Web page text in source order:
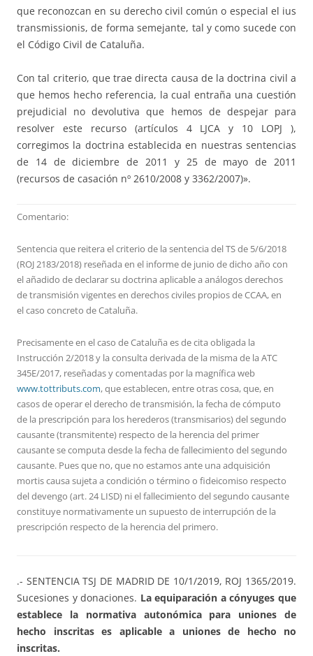
que reconozcan en su derecho civil común o especial el ius
transmissionis, de forma semejante, tal y como sucede con
el Código Civil de Cataluña.
Con tal criterio, que trae directa causa de la doctrina civil a
que hemos hecho referencia, la cual entraña una cuestión
prejudicial no devolutiva que hemos de despejar para
resolver este recurso (artículos 4 LJCA y 10 LOPJ ),
corregimos la doctrina establecida en nuestras sentencias
de 14 de diciembre de 2011 y 25 de mayo de 2011
(recursos de casación nº 2610/2008 y 3362/2007)».
Comentario:
Sentencia que reitera el criterio de la sentencia del TS de 5/6/2018
(ROJ 2183/2018) reseñada en el informe de junio de dicho año con
el añadido de declarar su doctrina aplicable a análogos derechos
de transmisión vigentes en derechos civiles propios de CCAA, en
el caso concreto de Cataluña.
Precisamente en el caso de Cataluña es de cita obligada la
Instrucción 2/2018 y la consulta derivada de la misma de la ATC
345E/2017, reseñadas y comentadas por la magnífica web
www.tottributs.com, que establecen, entre otras cosa, que, en
casos de operar el derecho de transmisión, la fecha de cómputo
de la prescripción para los herederos (transmisarios) del segundo
causante (transmitente) respecto de la herencia del primer
causante se computa desde la fecha de fallecimiento del segundo
causante. Pues que no, que no estamos ante una adquisición
mortis causa sujeta a condición o término o fideicomiso respecto
del devengo (art. 24 LISD) ni el fallecimiento del segundo causante
constituye normativamente un supuesto de interrupción de la
prescripción respecto de la herencia del primero.
.- SENTENCIA TSJ DE MADRID DE 10/1/2019, ROJ 1365/2019.
Sucesiones y donaciones. La equiparación a cónyuges que
establece la normativa autonómica para uniones de
hecho inscritas es aplicable a uniones de hecho no
inscritas.